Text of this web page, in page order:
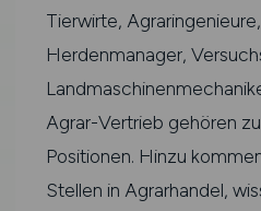
Tierwirte,
Herdenmanager,
Agrar-Vertrieb gehören
Positionen. Hinzu
Stellen in Agrarhandel,